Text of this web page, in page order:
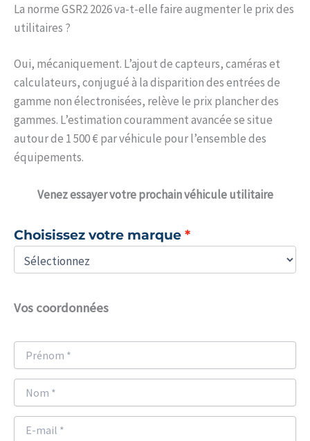
La norme GSR2 2026 va-t-elle faire augmenter le prix des
utilitaires ?
Oui, mécaniquement. L’ajout de capteurs, caméras et
calculateurs, conjugué à la disparition des entrées de
gamme non électronisées, relève le prix plancher des
gammes. L’estimation couramment avancée se situe
autour de 1 500 € par véhicule pour l’ensemble des
équipements.
Venezessayer votre prochain véhicule utilitaire
Choisissez votre marque
Vos coordonnées